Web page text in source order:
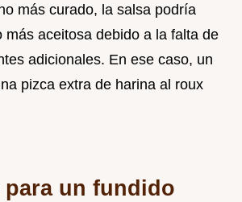
más curado, la salsa podría
más aceitosa debido a la falta de
adicionales. En ese caso, un
pizca extra de harina al roux
un fundido